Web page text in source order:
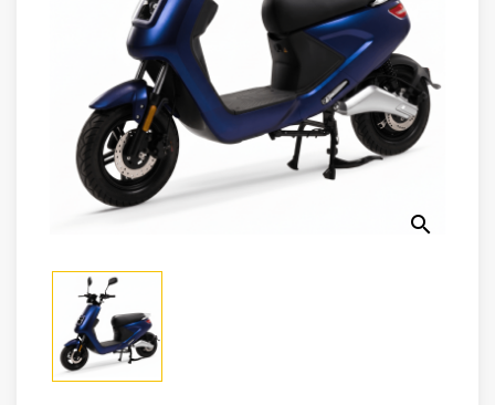
Electroménager
Bureautique
Mobilités
Loisirs
search